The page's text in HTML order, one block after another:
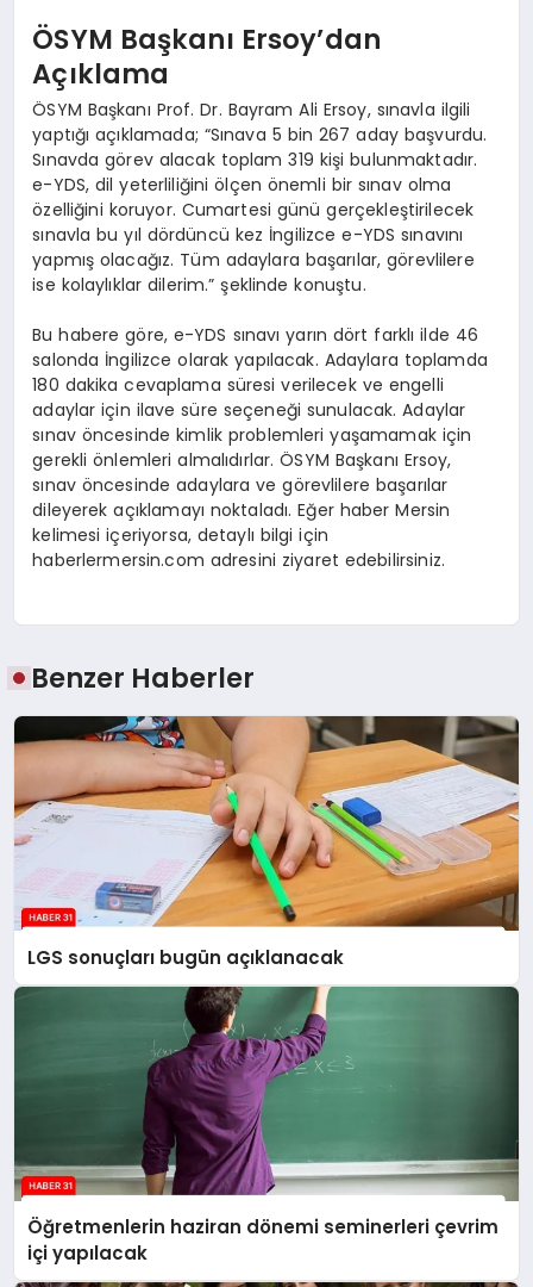
ÖSYM Başkanı Ersoy’dan
Açıklama
ÖSYM Başkanı Prof. Dr. Bayram Ali Ersoy, sınavla ilgili
yaptığı açıklamada; “Sınava 5 bin 267 aday başvurdu.
Sınavda görev alacak toplam 319 kişi bulunmaktadır.
e-YDS, dil yeterliliğini ölçen önemli bir sınav olma
özelliğini koruyor. Cumartesi günü gerçekleştirilecek
sınavla bu yıl dördüncü kez İngilizce e-YDS sınavını
yapmış olacağız. Tüm adaylara başarılar, görevlilere
ise kolaylıklar dilerim.” şeklinde konuştu.
Bu habere göre, e-YDS sınavı yarın dört farklı ilde 46
salonda İngilizce olarak yapılacak. Adaylara toplamda
180 dakika cevaplama süresi verilecek ve engelli
adaylar için ilave süre seçeneği sunulacak. Adaylar
sınav öncesinde kimlik problemleri yaşamamak için
gerekli önlemleri almalıdırlar. ÖSYM Başkanı Ersoy,
sınav öncesinde adaylara ve görevlilere başarılar
dileyerek açıklamayı noktaladı. Eğer haber Mersin
kelimesi içeriyorsa, detaylı bilgi için
haberlermersin.com adresini ziyaret edebilirsiniz.
Benzer Haberler
LGS sonuçları bugün açıklanacak
Öğretmenlerin haziran dönemi seminerleri çevrim
içi yapılacak